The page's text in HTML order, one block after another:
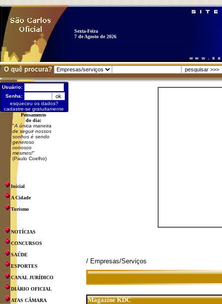
Sexta-Feira
7 de Agosto de 2026
O quê procura?
Usuário:
Senha:
esqueceu os dados?
cadastre-se gratuitamente
Pensamento
do dia:
"A única maneira
de seguir nossos
sonhos é sendo
generoso
conosco
mesmos!"
(Paulo Coelho)
Inicial
A Cidade
Turismo
NOTÍCIAS
CONCURSOS
SAÚDE
ESPORTES
CANAL JURÍDICO
DIÁRIO OFICIAL
ATAS CÂMARA
/ Empresas/Serviços
Magazine KDC